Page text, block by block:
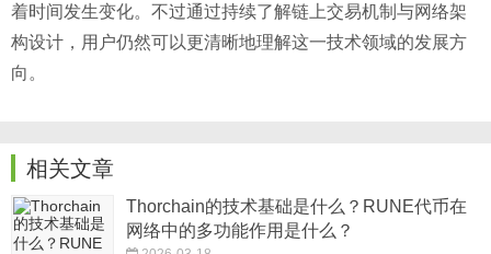
着时间发生变化。不过通过持续了解链上交易机制与网络架
构设计，用户仍然可以更清晰地理解这一技术领域的发展方
向。
相关文章
Thorchain的技术基础是什么？RUNE代币在
网络中的多功能作用是什么？